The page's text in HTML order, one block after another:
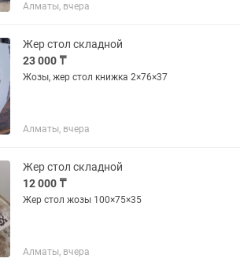
Алматы, вчера
Жер стол складной
23 000 ₸
Жозы, жер стол книжка 2×76×37
Алматы, вчера
Жер стол складной
12 000 ₸
Жер стол жозы 100×75×35
Алматы, вчера